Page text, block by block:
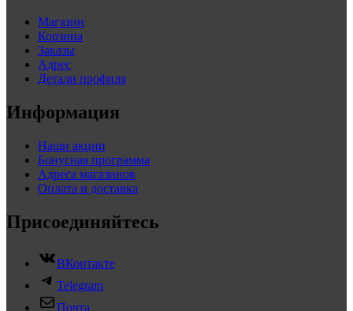
Магазин
Корзина
Заказы
Адрес
Детали профиля
Информация
Наши акции
Бонусная программа
Адреса магазинов
Оплата и доставка
Присоединяйтесь
ВКонтакте
Telegram
Почта